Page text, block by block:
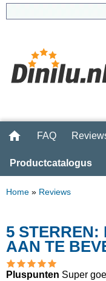
FAQ
Productcatalogus
Home » Reviews
5 STERREN:
AAN TE
Pluspunten Super